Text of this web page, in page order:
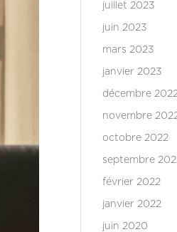
juillet 2023
juin 2023
mars 2023
janvier 2023
décembre
novembre
octobre 2022
septembre
février 2022
janvier 2022
juin 2020